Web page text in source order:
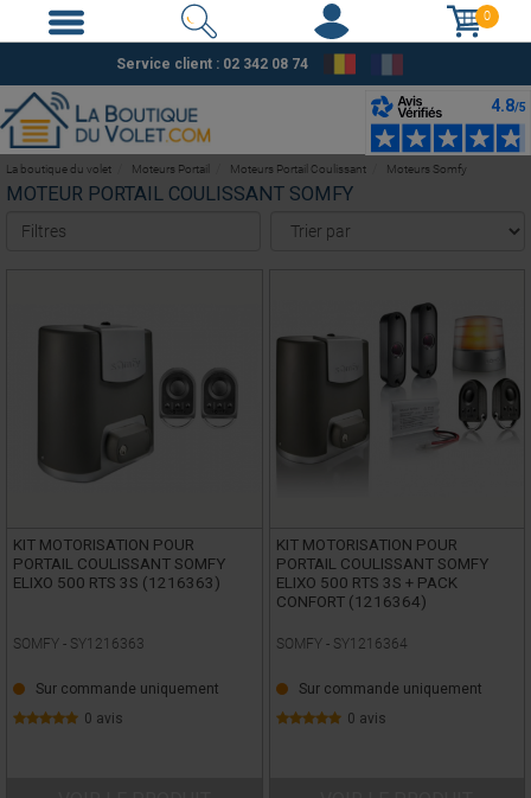
0
Service client : 02 342 08 74
MOTEUR PORTAIL COULISSANT SOMFY
Filtres
KIT MOTORISATION POUR
PORTAIL COULISSANT SOMFY
ELIXO 500 RTS 3S (1216363)
SOMFY - SY1216363
Sur commande uniquement
0 avis
KIT MOTORISATION POUR
PORTAIL COULISSANT SOMFY
ELIXO 500 RTS 3S + PACK
CONFORT (1216364)
SOMFY - SY1216364
Sur commande uniquement
0 avis
La boutique du volet Moteurs Portail Moteurs Portail Coulissant Moteurs Somfy